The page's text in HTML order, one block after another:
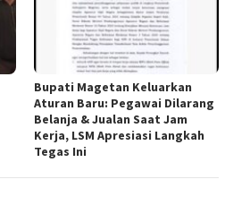
Bupati Magetan Keluarkan
Aturan Baru: Pegawai Dilarang
Belanja & Jualan Saat Jam
Kerja, LSM Apresiasi Langkah
Tegas Ini